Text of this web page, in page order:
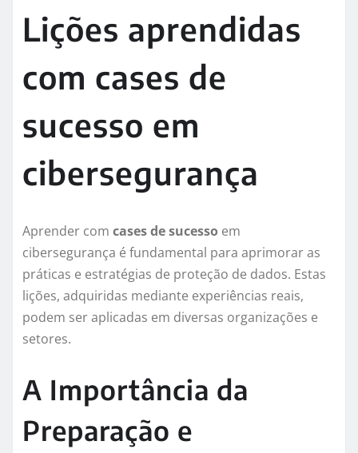
Lições aprendidas
com cases de
sucesso em
cibersegurança
Aprender com cases de sucesso em
cibersegurança é fundamental para aprimorar as
práticas e estratégias de proteção de dados. Estas
lições, adquiridas mediante experiências reais,
podem ser aplicadas em diversas organizações e
setores.
A Importância da
Preparação e